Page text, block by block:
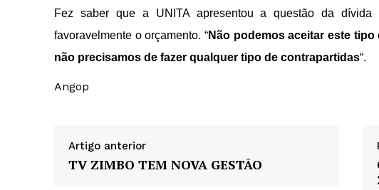
Fez saber que a UNITA apresentou a questão da
favoravelmente o orçamento. “Não podemos aceitar este
não precisamos de fazer qualquer tipo de contrapartidas“.
Angop
Artigo anterior
TV ZIMBO TEM NOVA GESTÃO